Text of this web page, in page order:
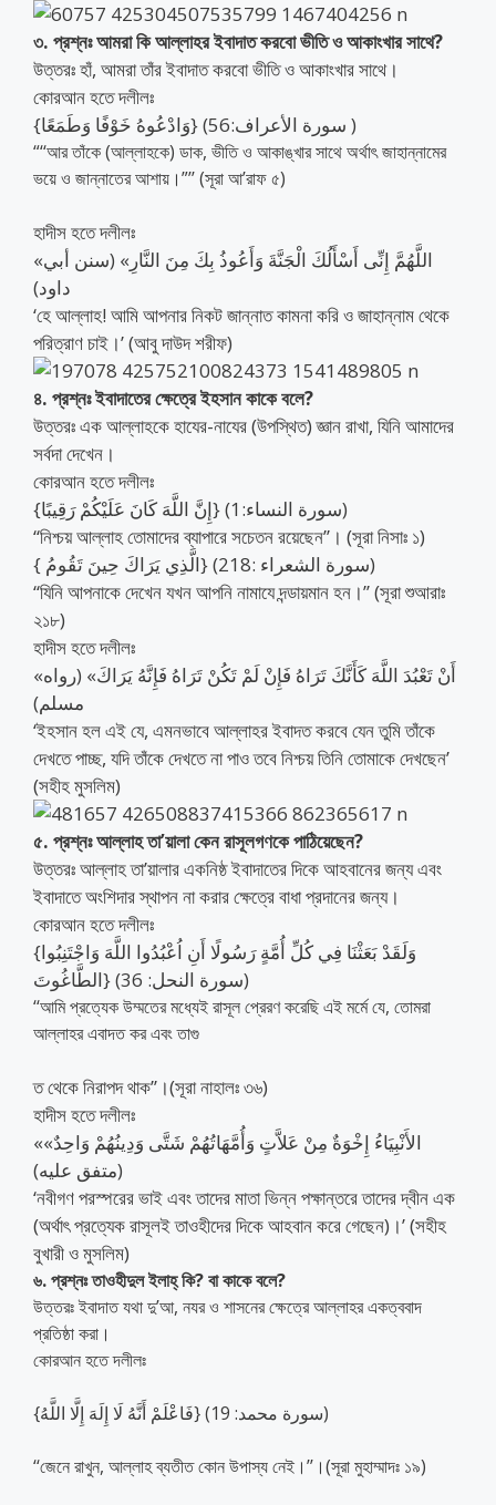
৩. প্রশ্নঃ আমরা কি আল্লাহর ইবাদাত করবো ভীতি ও আকাংখার সাথে?
উত্তরঃ হাঁ, আমরা তাঁর ইবাদাত করবো ভীতি ও আকাংখার সাথে।
কোরআন হতে দলীলঃ
{وَادْعُوهُ خَوْفًا وَطَمَعًا} (سورة الأعراف:56 )
“‘‘আর তাঁকে (আল্লাহকে) ডাক, ভীতি ও আকাঙ্খার সাথে অর্থাৎ জাহান্নামের
ভয়ে ও জান্নাতের আশায়।”’’ (সূরা আ’রাফ ৫)
হাদীস হতে দলীলঃ
«اللَّهُمَّ إِنِّى أَسْأَلُكَ الْجَنَّةَ وَأَعُوذُ بِكَ مِنَ النَّارِ» (سنن أبي
داود)
‘হে আল্লাহ! আমি আপনার নিকট জান্নাত কামনা করি ও জাহান্নাম থেকে
পরিত্রাণ চাই।’ (আবু দাউদ শরীফ)
৪. প্রশ্নঃ ইবাদাতের ক্ষেত্রে ইহসান কাকে বলে?
উত্তরঃ এক আল্লাহকে হাযের-নাযের (উপস্থিত) জ্ঞান রাখা, যিনি আমাদের
সর্বদা দেখেন।
কোরআন হতে দলীলঃ
{إِنَّ اللَّهَ كَانَ عَلَيْكُمْ رَقِيبًا} (سورة النساء:1)
‘‘নিশ্চয় আল্লাহ তোমাদের ব্যাপারে সচেতন রয়েছেন’’। (সূরা নিসাঃ ১)
{ الَّذِي يَرَاكَ حِينَ تَقُومُ} (سورة الشعراء :218)
‘‘যিনি আপনাকে দেখেন যখন আপনি নামাযে দন্ডায়মান হন।’’ (সূরা শুআরাঃ
২১৮)
হাদীস হতে দলীলঃ
«أَنْ تَعْبُدَ اللَّهَ كَأَنَّكَ تَرَاهُ فَإِنْ لَمْ تَكُنْ تَرَاهُ فَإِنَّهُ يَرَاكَ» (رواه
مسلم)
‘ইহসান হল এই যে, এমনভাবে আল্লাহর ইবাদত করবে যেন তুমি তাঁকে
দেখতে পাচ্ছ, যদি তাঁকে দেখতে না পাও তবে নিশ্চয় তিনি তোমাকে দেখছেন’
(সহীহ মুসলিম)
৫. প্রশ্নঃ আল্লাহ তা’য়ালা কেন রাসূলগণকে পাঠিয়েছেন?
উত্তরঃ আল্লাহ তা’য়ালার একনিষ্ঠ ইবাদাতের দিকে আহবানের জন্য এবং
ইবাদাতে অংশিদার স্থাপন না করার ক্ষেত্রে বাধা প্রদানের জন্য।
কোরআন হতে দলীলঃ
{وَلَقَدْ بَعَثْنَا فِي كُلِّ أُمَّةٍ رَسُولًا أَنِ اُعْبُدُوا اللَّهَ وَاجْتَنِبُوا
الطَّاغُوتَ} (سورة النحل: 36)
‘‘আমি প্রত্যেক উম্মতের মধ্যেই রাসূল প্রেরণ করেছি এই মর্মে যে, তোমরা
আল্লাহর এবাদত কর এবং তাগু
ত থেকে নিরাপদ থাক’’।(সূরা নাহালঃ ৩৬)
হাদীস হতে দলীলঃ
«الأَنْبِيَاءُ إِخْوَةٌ مِنْ عَلاَّتٍ وَأُمَّهَاتُهُمْ شَتَّى وَدِينُهُمْ وَاحِدٌ»
(متفق عليه)
‘নবীগণ পরস্পরের ভাই এবং তাদের মাতা ভিন্ন পক্ষান্তরে তাদের দ্বীন এক
(অর্থাৎ প্রত্যেক রাসূলই তাওহীদের দিকে আহবান করে গেছেন)।’ (সহীহ
বুখারী ও মুসলিম)
৬. প্রশ্নঃ তাওহীদুল ইলাহ্ কি? বা কাকে বলে?
উত্তরঃ ইবাদাত যথা দু’আ, নযর ও শাসনের ক্ষেত্রে আল্লাহর একত্ববাদ
প্রতিষ্ঠা করা।
কোরআন হতে দলীলঃ
{فَاعْلَمْ أَنَّهُ لَا إِلَهَ إِلَّا اللَّهُ} (سورة محمد: 19)
‘‘জেনে রাখুন, আল্লাহ ব্যতীত কোন উপাস্য নেই।’’।(সূরা মুহাম্মাদঃ ১৯)